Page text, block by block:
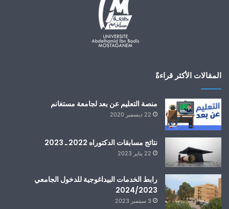
المقالات الأكثر قراءةً
منصة التعليم عن بعد لجامعة مستغانم
22 ديسمبر 2020
نتائج مسابقات الدكتوراه 2022 ـ 2023
22 يناير 2023
رابط الخدمات البيداغوجية للدخول الجامعي
2024/2023
3 سبتمبر 2023